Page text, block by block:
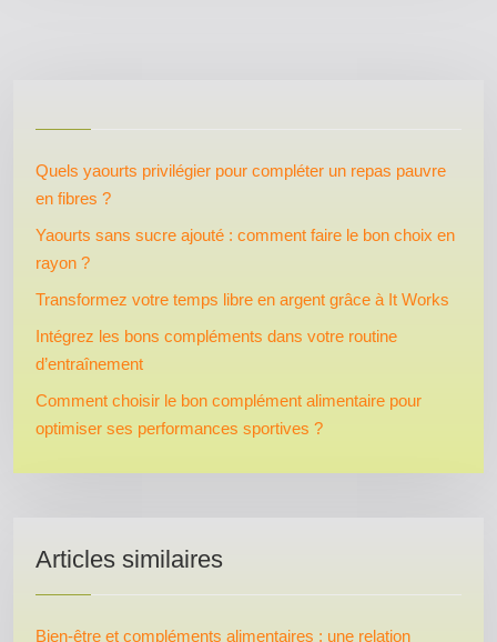
Quels yaourts privilégier pour compléter un repas pauvre
en fibres ?
Yaourts sans sucre ajouté : comment faire le bon choix en
rayon ?
Transformez votre temps libre en argent grâce à It Works
Intégrez les bons compléments dans votre routine
d’entraînement
Comment choisir le bon complément alimentaire pour
optimiser ses performances sportives ?
Articles similaires
Bien-être et compléments alimentaires : une relation